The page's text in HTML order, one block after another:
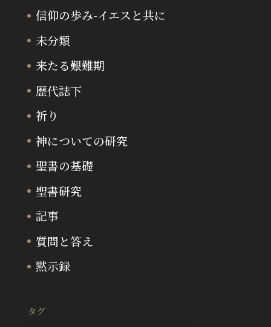
信仰の歩み-イエスと共に
未分類
来たる艱難期
歴代誌下
祈り
神についての研究
聖書の基礎
聖書研究
記事
質問と答え
黙示録
タグ